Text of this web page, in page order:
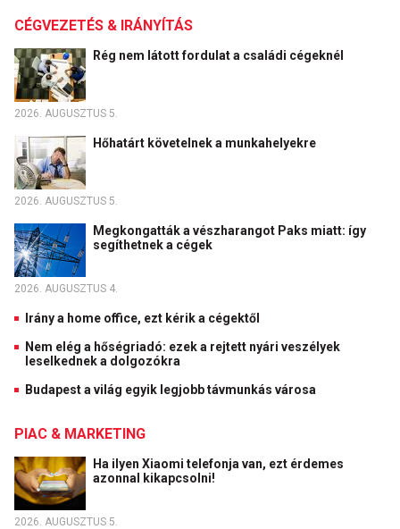
CÉGVEZETÉS & IRÁNYÍTÁS
Rég nem látott fordulat a családi cégeknél
2026. AUGUSZTUS 5.
Hőhatárt követelnek a munkahelyekre
2026. AUGUSZTUS 5.
Megkongatták a vészharangot Paks miatt: így
segíthetnek a cégek
2026. AUGUSZTUS 4.
Irány a home office, ezt kérik a cégektől
Nem elég a hőségriadó: ezek a rejtett nyári veszélyek
leselkednek a dolgozókra
Budapest a világ egyik legjobb távmunkás városa
PIAC & MARKETING
Ha ilyen Xiaomi telefonja van, ezt érdemes
azonnal kikapcsolni!
2026. AUGUSZTUS 5.